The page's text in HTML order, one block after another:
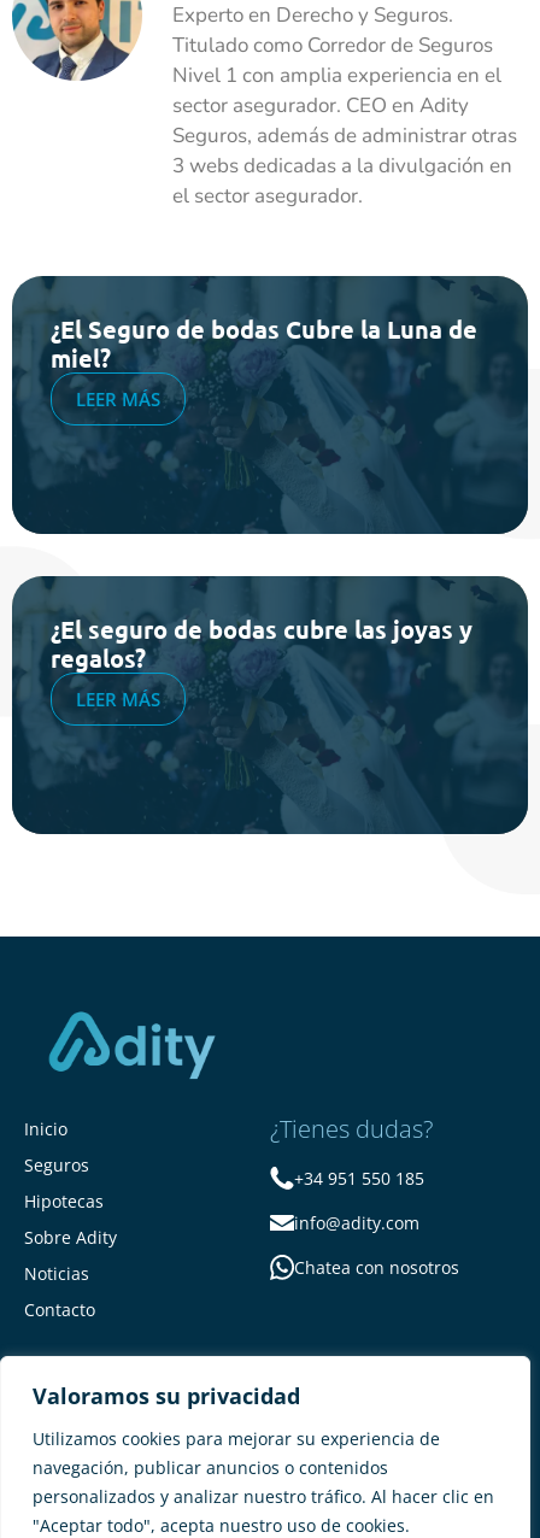
Valoramos su privacidad
Utilizamos cookies para mejorar su experiencia de
navegación, publicar anuncios o contenidos
personalizados y analizar nuestro tráfico. Al hacer clic en
"Aceptar todo", acepta nuestro uso de cookies.
Experto en Derecho y Seguros.
Titulado como Corredor de Seguros
Nivel 1 con amplia experiencia en el
sector asegurador. CEO en Adity
Seguros, además de administrar otras
3 webs dedicadas a la divulgación en
el sector asegurador.
¿El Seguro de bodas Cubre la Luna de
miel?
LEER MÁS
¿El seguro de bodas cubre las joyas y
regalos?
LEER MÁS
Inicio
Seguros
Hipotecas
Sobre Adity
Noticias
Contacto
¿Tienes dudas?
+34 951 550 185
info@adity.com
Chatea con nosotros
Adity Seguros – Mapa del Sitio –